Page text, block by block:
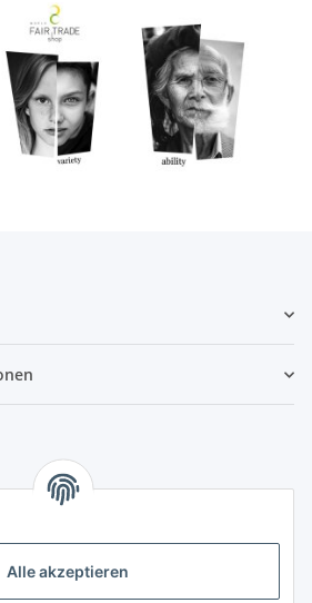
Alle akzeptieren